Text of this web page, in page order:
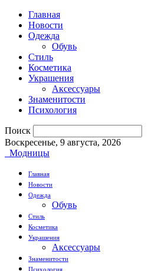
Главная
Новости
Одежда
Обувь
Стиль
Косметика
Украшения
Аксессуары
Знаменитости
Психология
Поиск
Воскресенье, 9 августа, 2026
Модницы
Главная
Новости
Одежда
Обувь
Стиль
Косметика
Украшения
Аксессуары
Знаменитости
Психология